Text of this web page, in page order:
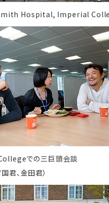
Hospital, Imperial
での三巨頭会談
君、金田君）